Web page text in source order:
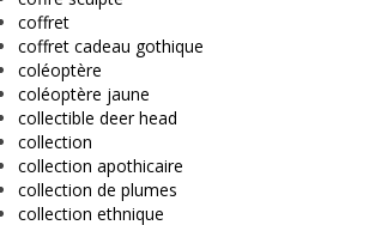
coffret
coffret cadeau gothique
coléoptère
coléoptère jaune
collectible deer head
collection
collection apothicaire
collection de plumes
collection ethnique